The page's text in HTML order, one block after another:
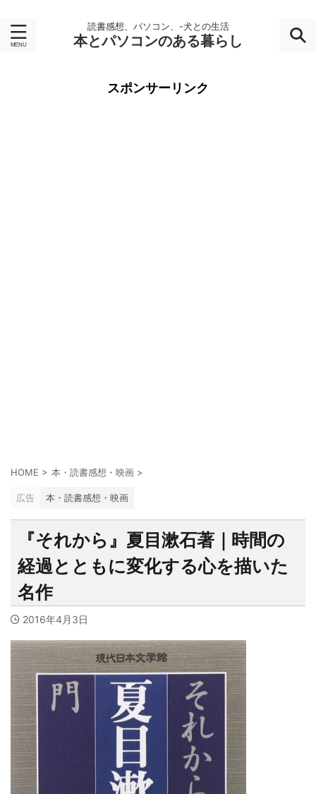
読書感想、パソコン、-犬との生活
本とパソコンのある暮らし
スポンサーリンク
HOME > 本・読書感想・映画 >
広告 本・読書感想・映画
『それから』夏目漱石著｜時間の
経過とともに変化する心を描いた
名作
2016年4月3日